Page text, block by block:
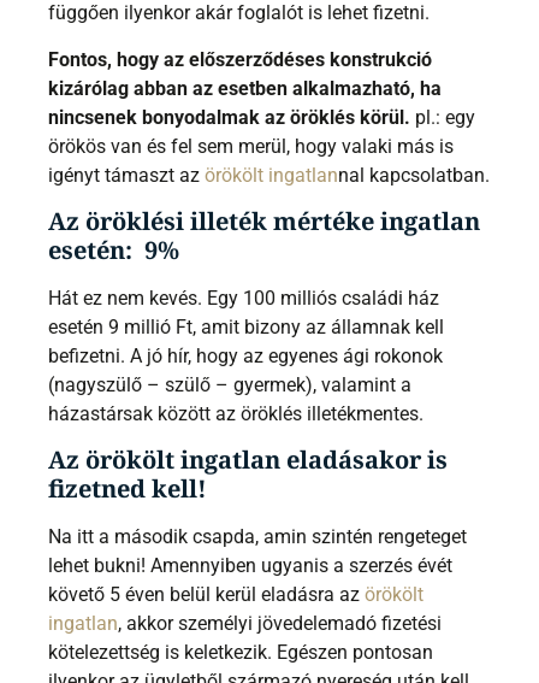
függően ilyenkor akár foglalót is lehet fizetni.
Fontos, hogy az előszerződéses konstrukció
kizárólag abban az esetben alkalmazható, ha
nincsenek bonyodalmak az öröklés körül. pl.: egy
örökös van és fel sem merül, hogy valaki más is
igényt támaszt az örökölt ingatlannal kapcsolatban.
Az öröklési illeték mértéke ingatlan
esetén: 9%
Hát ez nem kevés. Egy 100 milliós családi ház
esetén 9 millió Ft, amit bizony az államnak kell
befizetni. A jó hír, hogy az egyenes ági rokonok
(nagyszülő – szülő – gyermek), valamint a
házastársak között az öröklés illetékmentes.
Az örökölt ingatlan eladásakor is
fizetned kell!
Na itt a második csapda, amin szintén rengeteget
lehet bukni! Amennyiben ugyanis a szerzés évét
követő 5 éven belül kerül eladásra az örökölt
ingatlan, akkor személyi jövedelemadó fizetési
kötelezettség is keletkezik. Egészen pontosan